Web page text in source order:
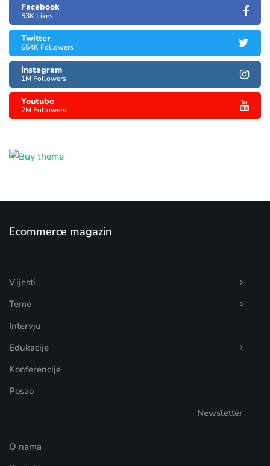
Facebook
53K Likes
Twitter
654K Followers
Instagram
1M Followers
Youtube
2M Followers
Ecommerce magazin
Vijesti
Teme
Intervju
Edukacije
Konferencije
Posao
Newsletter
O nama